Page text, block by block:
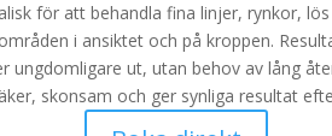
för att behandla fina linjer, rynkor,
i ansiktet och på kroppen.
ungdomligare ut, utan behov av lång
skonsam och ger synliga resultat